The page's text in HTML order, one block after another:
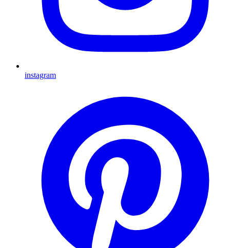
instagram